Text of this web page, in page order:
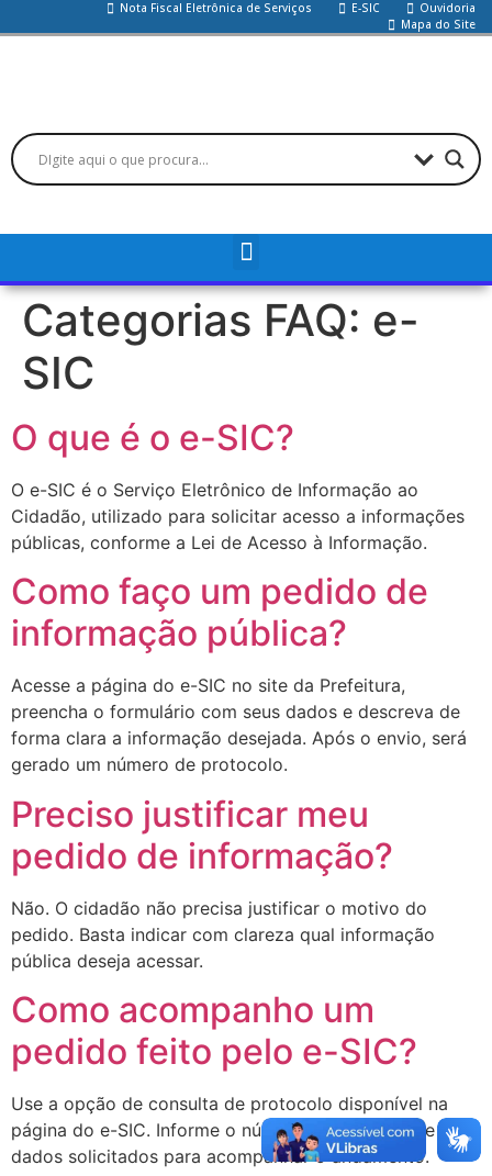
Nota Fiscal Eletrônica de Serviços E-SIC
Ouvidoria
Mapa do Site
Categorias FAQ: e-
SIC
O que é o e-SIC?
O e-SIC é o Serviço Eletrônico de Informação ao
Cidadão, utilizado para solicitar acesso a informações
públicas, conforme a Lei de Acesso à Informação.
Como faço um pedido de
informação pública?
Acesse a página do e-SIC no site da Prefeitura,
preencha o formulário com seus dados e descreva de
forma clara a informação desejada. Após o envio, será
gerado um número de protocolo.
Preciso justificar meu
pedido de informação?
Não. O cidadão não precisa justificar o motivo do
pedido. Basta indicar com clareza qual informação
pública deseja acessar.
Como acompanho um
pedido feito pelo e-SIC?
Use a opção de consulta de protocolo disponível na
página do e-SIC. Informe o número do protocolo e os
dados solicitados para acompanhar o andamento.